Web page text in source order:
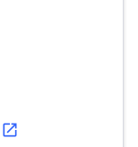
open_in_new